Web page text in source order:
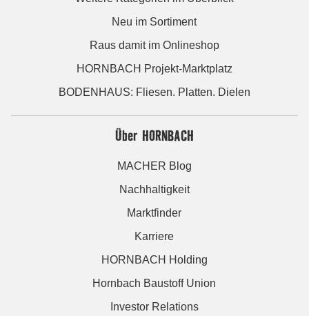
Neu im Sortiment
Raus damit im Onlineshop
HORNBACH Projekt-Marktplatz
BODENHAUS: Fliesen. Platten. Dielen
Über HORNBACH
MACHER Blog
Nachhaltigkeit
Marktfinder
Karriere
HORNBACH Holding
Hornbach Baustoff Union
Investor Relations